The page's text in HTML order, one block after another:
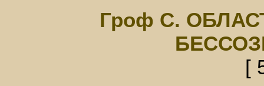
Гроф С.
[